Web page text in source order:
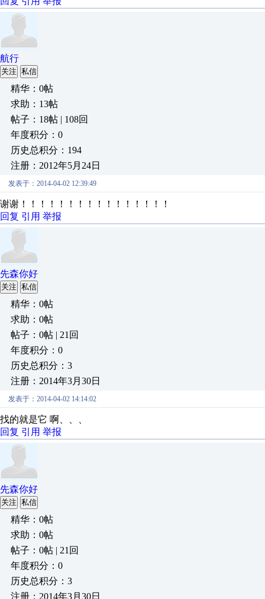
航行
关注 私信
精华：0帖
求助：13帖
帖子：18帖 | 108回
年度积分：0
历史总积分：194
注册：2012年5月24日
发表于：2014-04-02 12:39:49
谢谢！！！！！！！！！！！！！！！！
回复 引用 举报
先森你好
关注 私信
精华：0帖
求助：0帖
帖子：0帖 | 21回
年度积分：0
历史总积分：3
注册：2014年3月30日
发表于：2014-04-02 14:14:02
找的就是它 啊、、、
回复 引用 举报
先森你好
关注 私信
精华：0帖
求助：0帖
帖子：0帖 | 21回
年度积分：0
历史总积分：3
注册：2014年3月30日